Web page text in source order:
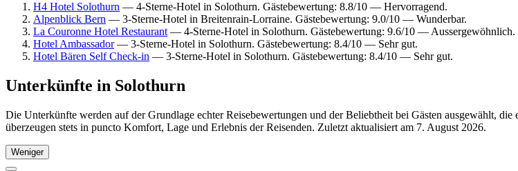
H4 Hotel Solothurn — 4-Sterne-Hotel in Solothurn. Gästebewertung: 8.8/10 — Hervorragend.
Alpenblick Bern — 3-Sterne-Hotel in Breitenrain-Lorraine. Gästebewertung: 9.0/10 — Wunderbar.
La Couronne Hotel Restaurant — 4-Sterne-Hotel in Solothurn. Gästebewertung: 9.6/10 — Aussergewöhnlich.
Hotel Ambassador— 3-Sterne-Hotel in Solothurn. Gästebewertung: 8.4/10 — Sehr gut.
Hotel Bären Self Check-in — 3-Sterne-Hotel in Solothurn. Gästebewertung: 8.4/10 — Sehr gut.
Unterkünfte in Solothurn
Die Unterkünfte werden auf der Grundlage echter Reisebewertungen und der Beliebtheit bei Gästen ausgewählt,
überzeugen stets in puncto Komfort, Lage und Erlebnis der Reisenden. Zuletzt aktualisiert am 7. August 2026.
Weniger